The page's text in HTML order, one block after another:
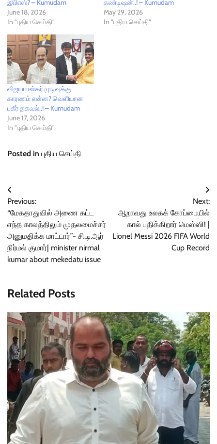
இபிஎஸ்? – Kumudam
June 18, 2026
In "புதிய செய்தி"
கண்டிஷன்..! – Kumudam
May 29, 2026
In "புதிய செய்தி"
விஜயபாஸ்கர் முடிவுக்கு
காரணம் என்ன? வெளியான
பகீர் தகவல்..! – Kumudam
June 17, 2026
In "புதிய செய்தி"
Posted in புதிய செய்தி
Post
navigation
Previous:
“மேகதாதுவில் அணை கட்ட
எந்த காலத்திலும் முதலமைச்சர்
அனுமதிக்க மாட்டார்”- சி.டி.ஆர்
நிர்மல் குமார்| minister nirmal
kumar about mekedatu issue
Next:
ஆறாவது உலகக் கோப்பையில்
கால் பதிக்கிறார் மெஸ்ஸி! |
Lionel Messi 2026 FIFA World
Cup Record
Related Posts